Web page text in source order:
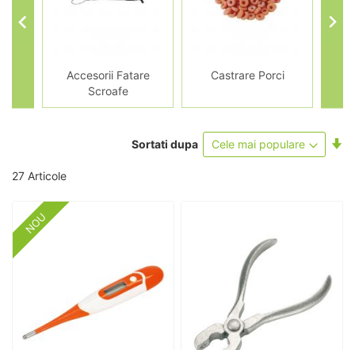
Accesorii Fatare
Scroafe
Castrare Porci
27 Articole
Sortati dupa
NOU